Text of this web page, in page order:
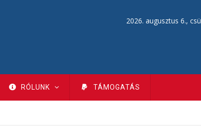
2026. augusztus 6.,
RÓLUNK TÁMOGATÁS